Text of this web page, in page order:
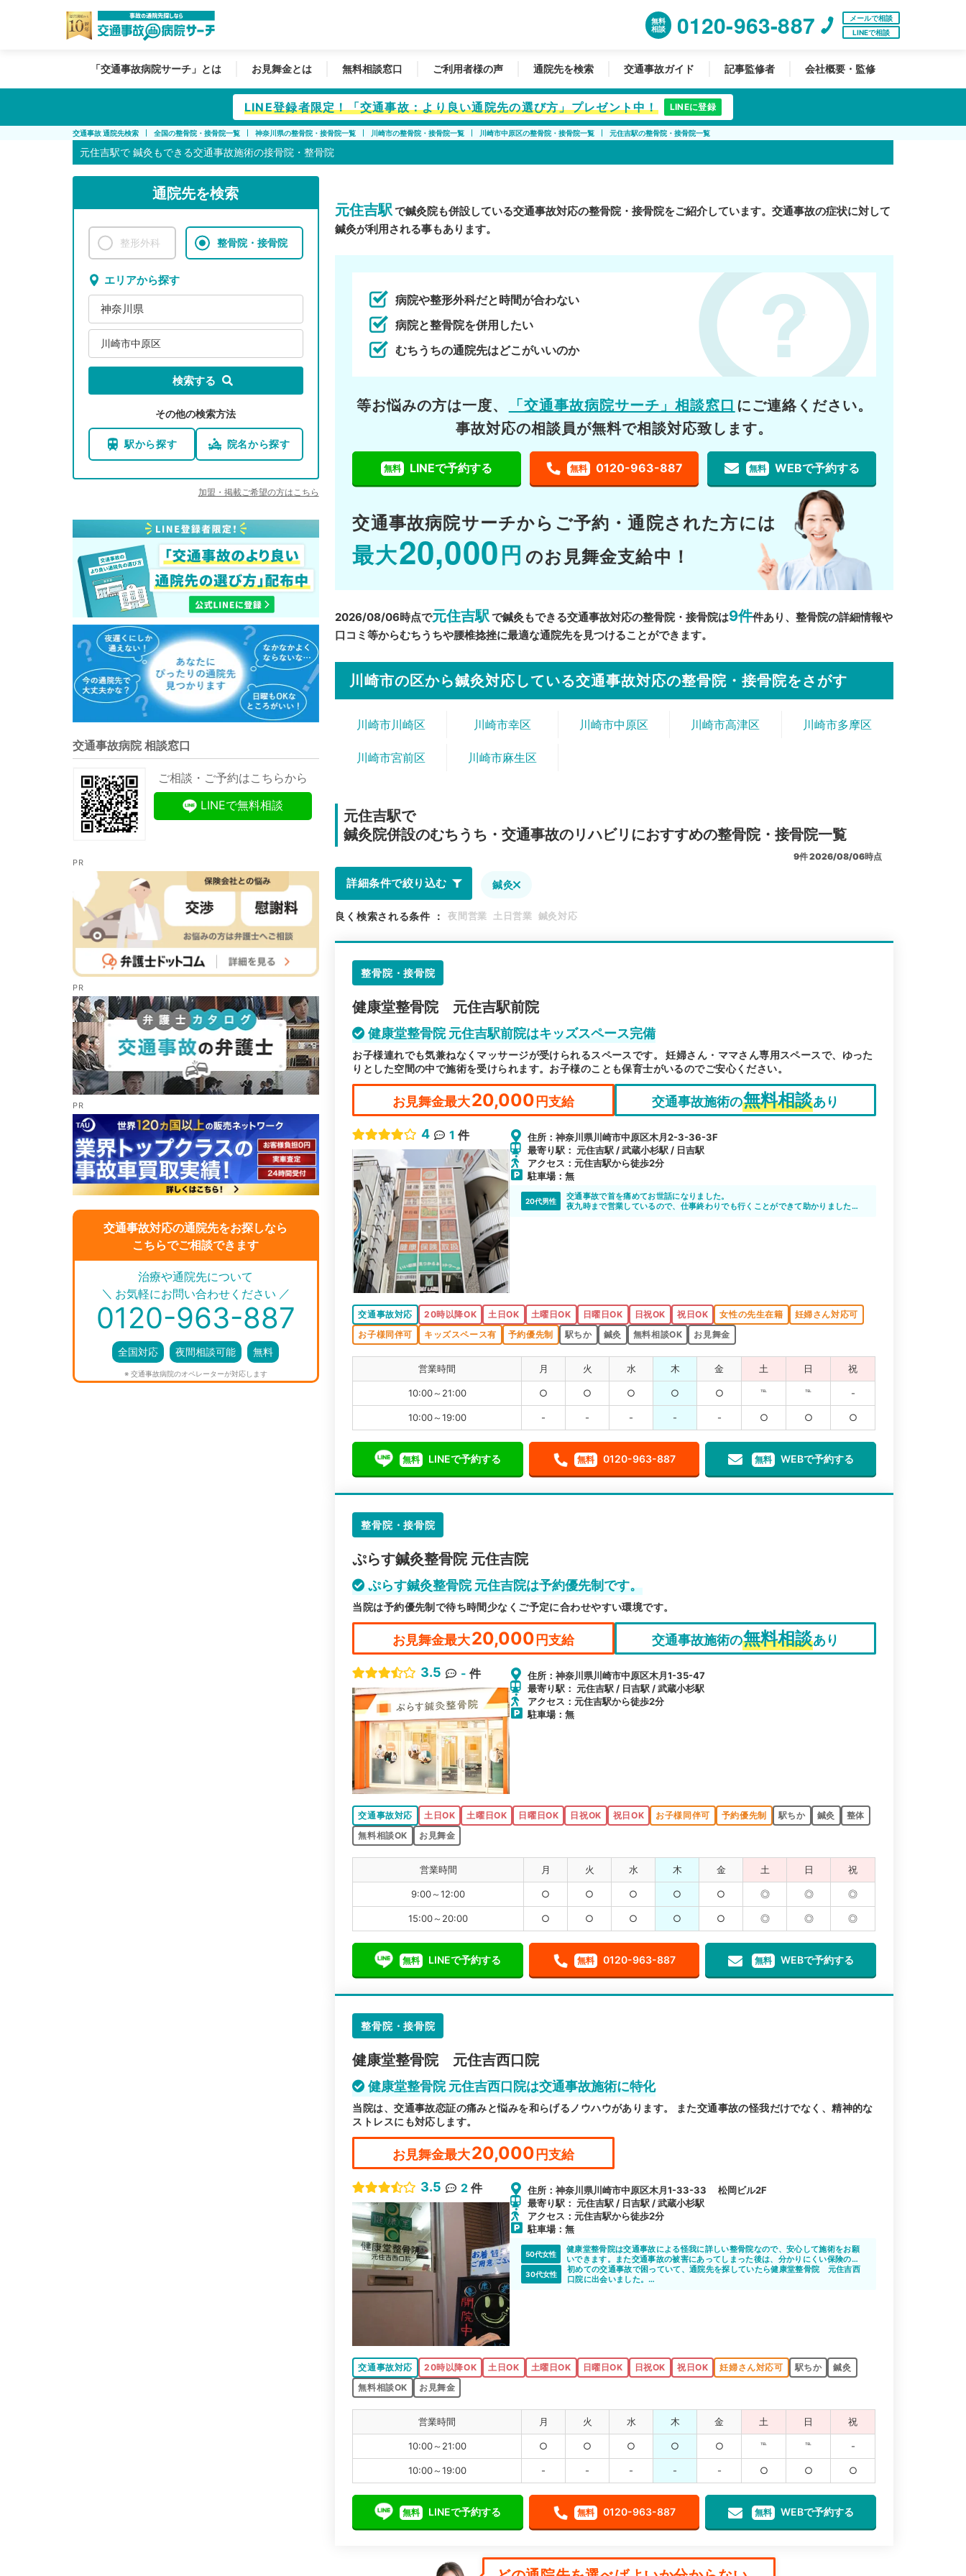
無料
相談
0120-963-887
メールで相談
LINEで相談
「交通事故病院サーチ」とは お見舞金とは 無料相談窓口 ご利用者様の声 通院先を検索 交通事故ガイド 記事監修者 会社概要・監修
LINE登録者限定！「交通事故：より良い通院先の選び方」プレゼント中！ LINEに登録
交通事故 通院先検索 全国の整骨院・接骨院一覧 神奈川県の整骨院・接骨院一覧 川崎市の整骨院・接骨院一覧 川崎市中原区の整骨院・接骨院一覧 元住吉駅の整骨院・接骨院一覧
元住吉駅で 鍼灸もできる交通事故施術の接骨院・整骨院
通院先を検索
整形外科 整骨院・接骨院
エリアから探す
神奈川県
川崎市中原区
検索する
その他の検索方法
駅から探す 院名から探す
加盟・掲載ご希望の方はこちら
交通事故病院 相談窓口
ご相談・ご予約はこちらから
LINEで無料相談
交通事故対応の通院先をお探しなら
こちらでご相談できます
＼ ／
治療や通院先について
お気軽にお問い合わせください
0120-963-887
全国対応 夜間相談可能 無料
※ 交通事故病院のオペレーターが対応します
元住吉駅で鍼灸院も併設している交通事故対応の整骨院・接骨院をご紹介しています。交通事故の症状に対して
鍼灸が利用される事もあります。
病院や整形外科だと時間が合わない
病院と整骨院を併用したい
むちうちの通院先はどこがいいのか
等お悩みの方は一度、 「交通事故病院サーチ」相談窓口 にご連絡ください。
事故対応の相談員が無料で相談対応致します。
無料 LINEで予約する 無料 0120-963-887 無料 WEBで予約する
交通事故病院サーチから ご予約・通院された方には
最大20,000 円 のお見舞金支給中！
2026/08/06時点で元住吉駅で鍼灸もできる交通事故対応の整骨院・接骨院は9件件あり、整骨院の詳細情報や
口コミ等からむちうちや腰椎捻挫に最適な通院先を見つけることができます。
川崎市の区から鍼灸対応している交通事故対応の整骨院・接骨院をさがす
川崎市川崎区 川崎市幸区 川崎市中原区 川崎市高津区 川崎市多摩区
川崎市宮前区 川崎市麻生区
元住吉駅で
鍼灸院併設のむちうち・交通事故のリハビリにおすすめの整骨院・接骨院一覧
9件2026/08/06時点
詳細条件で絞り込む 鍼灸
良く検索される条件 ： 夜間営業 土日営業 鍼灸対応
整骨院・接骨院
健康堂整骨院 元住吉駅前院
健康堂整骨院 元住吉駅前院はキッズスペース完備
お子様連れでも気兼ねなくマッサージが受けられるスペースです。 妊婦さん・ママさん専用スペースで、ゆった
りとした空間の中で施術を受けられます。お子様のことも保育士がいるのでご安心ください。
お見舞金最大20,000円支給 交通事故施術の無料相談あり
4 1 件
住所：神奈川県川崎市中原区木月2-3-36-3F
最寄り駅： 元住吉駅 / 武蔵小杉駅 / 日吉駅
アクセス：元住吉駅から徒歩2分
駐車場：無
20代男性
交通事故で首を痛めてお世話になりました。
夜九時まで営業しているので、仕事終わりでも行くことができて助かりました。
交通事故対応 20時以降OK 土日OK 土曜日OK 日曜日OK 日祝OK 祝日OK 女性の先生在籍
妊婦さん対応可
お子様同伴可
キッズスペース有 予約優先制 駅ちか 鍼灸 無料相談OK お見舞金
営業時間 月 火 水 木 金 土 日 祝
10:00～21:00 ○ ○ ○ ○ ○ ℡ ℡ -
10:00～19:00 - - - - - ○ ○ ○
無料 LINEで予約する 無料 0120-963-887 無料 WEBで予約する
整骨院・接骨院
ぷらす鍼灸整骨院 元住吉院
ぷらす鍼灸整骨院 元住吉院は予約優先制です。
当院は予約優先制で待ち時間少なくご予定に合わせやすい環境です。
お見舞金最大20,000円支給 交通事故施術の無料相談あり
3.5 - 件
住所：神奈川県川崎市中原区木月1-35-47
最寄り駅： 元住吉駅 / 日吉駅 / 武蔵小杉駅
アクセス：元住吉駅から徒歩2分
駐車場：無
交通事故対応 土日OK 土曜日OK 日曜日OK 日祝OK 祝日OK お子様同伴可 予約優先制 駅ちか 鍼灸
整体
無料相談OK
お見舞金
営業時間 月 火 水 木 金 土 日 祝
9:00～12:00 ○ ○ ○ ○ ○ ◎ ◎ ◎
15:00～20:00 ○ ○ ○ ○ ○ ◎ ◎ ◎
無料 LINEで予約する 無料 0120-963-887 無料 WEBで予約する
整骨院・接骨院
健康堂整骨院 元住吉西口院
健康堂整骨院 元住吉西口院は交通事故施術に特化
当院は、交通事故恋証の痛みと悩みを和らげるノウハウがあります。 また交通事故の怪我だけでなく、精神的な
ストレスにも対応します。
お見舞金最大20,000 円支給
3.5 2 件
住所：神奈川県川崎市中原区木月1-33-33 松岡ビル2F
最寄り駅： 元住吉駅 / 日吉駅 / 武蔵小杉駅
アクセス：元住吉駅から徒歩2分
駐車場：無
50代女性
健康堂整骨院は交通事故による怪我に詳しい整骨院なので、安心して施術をお願
いできます。また交通事故の被害にあってしまった後は、分かりにくい保険のこ
とや精神的なショックなど、怪我以外のことで悩むことが多いかと思います。そ
のような悩みにも、親身になって相談に乗ってくれます。少しでもストレスをな
30代女性
初めての交通事故で困っていて、通院先を探していたら健康堂整骨院 元住吉西
口院に出会いました。
交通事故対応 20時以降OK 土日OK 土曜日OK 日曜日OK 日祝OK 祝日OK 妊婦さん対応可 駅ちか
鍼灸
無料相談OK
お見舞金
営業時間 月 火 水 木 金 土 日 祝
10:00～21:00 ○ ○ ○ ○ ○ ℡ ℡ -
10:00～19:00 - - - - - ○ ○ ○
無料 LINEで予約する 無料 0120-963-887 無料 WEBで予約する